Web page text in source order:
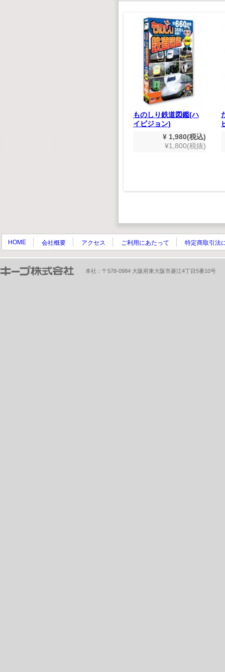
いうえ
税込)
税抜)
ジグソーパズル かわ
いいどうぶつ
¥ 660(税込)
¥600(税抜)
ものしり鉄道図鑑(ハ
イビジョン)
¥ 1,980(税込)
¥1,800(税抜)
HOME 会社概要 アクセス ご利用にあたって 特定商取引法
本社：〒578-0984 大阪府東大阪市菱江4丁目5番10号